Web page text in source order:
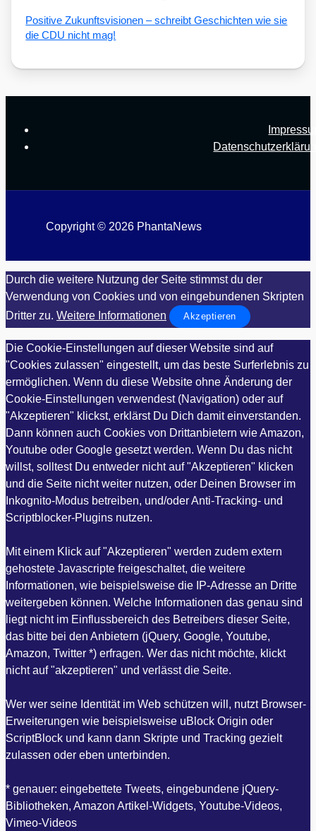
Posi­ti­ve Zukunfts­vi­sio­nen – schreibt Geschich­ten wie sie
die CDU nicht mag!
Copyright © 2026 PhantaNews
Durch die weitere Nutzung der Seite stimmst du der
Verwendung von Cookies und von eingebundenen Skripten
Dritter zu. Weitere Informationen Akzeptieren
Die Cookie-Einstellungen auf dieser Website sind auf
"Cookies zulassen" eingestellt, um das beste Surferlebnis zu
ermöglichen. Wenn du diese Website ohne Änderung der
Cookie-Einstellungen verwendest (Navigation) oder auf
"Akzeptieren" klickst, erklärst Du Dich damit einverstanden.
Dann können auch Cookies von Drittanbietern wie Amazon,
Youtube oder Google gesetzt werden. Wenn Du das nicht
willst, solltest Du entweder nicht auf "Akzeptieren" klicken
und die Seite nicht weiter nutzen, oder Deinen Browser im
Inkognito-Modus betreiben, und/oder Anti-Tracking- und
Scriptblocker-Plugins nutzen.
Mit einem Klick auf "Akzeptieren" werden zudem extern
gehostete Javascripte freigeschaltet, die weitere
Informationen, wie beispielsweise die IP-Adresse an Dritte
weitergeben können. Welche Informationen das genau sind
liegt nicht im Einflussbereich des Betreibers dieser Seite,
das bitte bei den Anbietern (jQuery, Google, Youtube,
Amazon, Twitter *) erfragen. Wer das nicht möchte, klickt
nicht auf "akzeptieren" und verlässt die Seite.
Wer wer seine Identität im Web schützen will, nutzt Browser-
Erweiterungen wie beispielsweise uBlock Origin oder
ScriptBlock und kann dann Skripte und Tracking gezielt
zulassen oder eben unterbinden.
* genauer: eingebettete Tweets, eingebundene jQuery-
Bibliotheken, Amazon Artikel-Widgets, Youtube-Videos,
Vimeo-Videos